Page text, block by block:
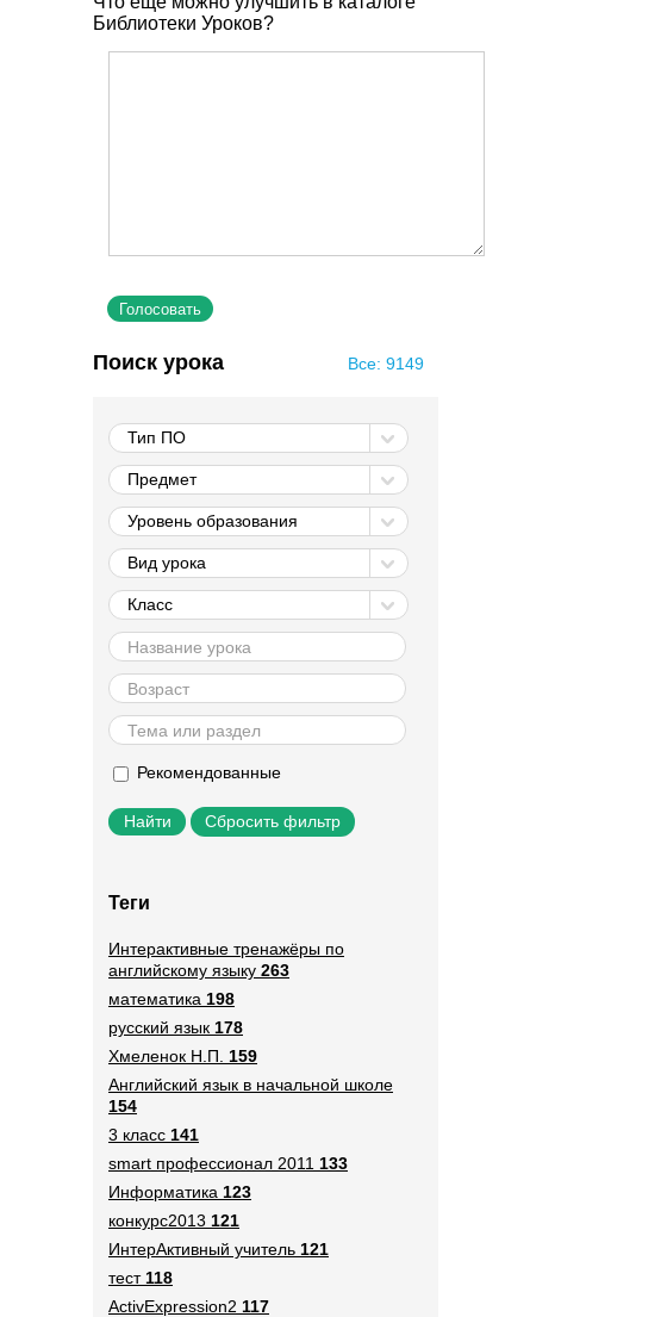
Библиотеки Уроков?
Все: 9149
Поиск урока
Тип ПО
Предмет
Уровень образования
Вид урока
Класс
Рекомендованные
Сбросить фильтр
Теги
Интерактивные тренажёры по
английскому языку 263
математика 198
русский язык 178
Хмеленок Н.П.
159
Английский язык в начальной школе
154
3 класс 141
smart профессионал 2011 133
Информатика 123
конкурс2013 121
ИнтерАктивный учитель 121
тест118
ActivExpression2 117